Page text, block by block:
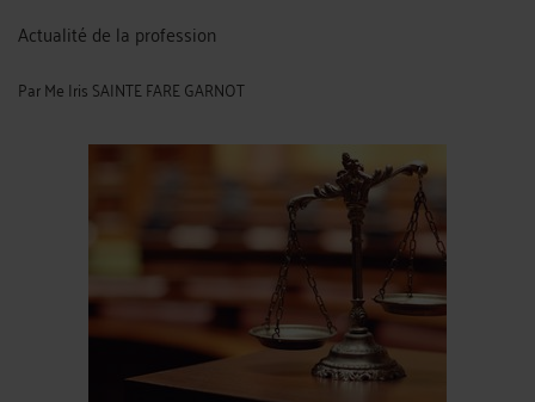
Actualité de la profession
ParMe Iris SAINTE FARE GARNOT